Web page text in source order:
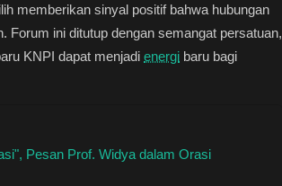
memberikan sinyal positif bahwa hubungan
Forum ini ditutup dengan semangat persatuan,
KNPI dapat menjadi energi baru bagi
Pesan Prof. Widya dalam Orasi